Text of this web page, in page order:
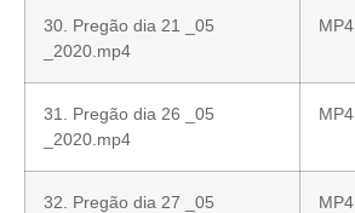
30. Pregão dia 21 _05
_2020.mp4
MP4
31. Pregão dia 26 _05
_2020.mp4
MP4
32. Pregão dia 27 _05
MP4